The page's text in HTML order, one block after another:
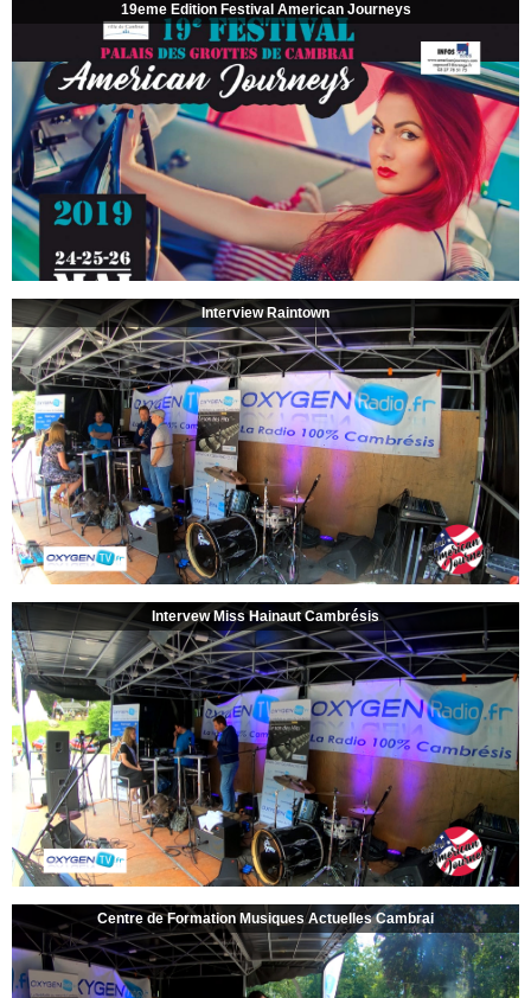
19eme Edition Festival American Journeys
Interview Raintown
Intervew Miss Hainaut Cambrésis
Centre de Formation Musiques Actuelles Cambrai